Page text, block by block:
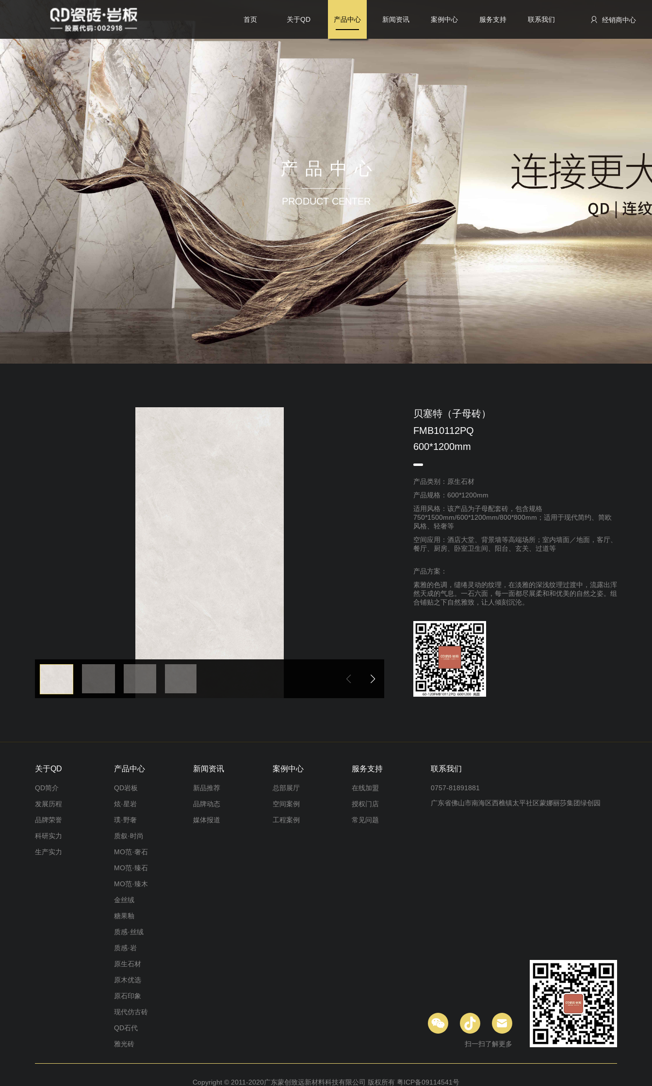
首页 关于QD 产品中心 新闻资讯 案例中心 服务支持 联系我们 经销商中心
产品中心
PRODUCT CENTER
贝塞特（子母砖）
FMB10112PQ
600*1200mm
产品类别：原生石材
产品规格：600*1200mm
适用风格：该产品为子母配套砖，包含规格
750*1500mm/600*1200mm/800*800mm；适用于现代简约、简欧
风格、轻奢等
空间应用：酒店大堂、背景墙等高端场所；室内墙面／地面，客厅、
餐厅、厨房、卧室卫生间、阳台、玄关、过道等
产品方案：
素雅的色调，缱绻灵动的纹理，在淡雅的深浅纹理过渡中，流露出浑
然天成的气息。一石六面，每一面都尽展柔和和优美的自然之姿。组
合铺贴之下自然雅致，让人倾刻沉沦。
关于QD
QD简介
发展历程
品牌荣誉
科研实力
生产实力
产品中心
QD岩板
炫·星岩
璞·野奢
质叙·时尚
MO范·奢石
MO范·臻石
MO范·臻木
金丝绒
糖果釉
质感·丝绒
质感·岩
原生石材
原木优选
原石印象
现代仿古砖
QD石代
雅光砖
新闻资讯
新品推荐
品牌动态
媒体报道
案例中心
总部展厅
空间案例
工程案例
服务支持
在线加盟
授权门店
常见问题
联系我们
0757-81891881
广东省佛山市南海区西樵镇太平社区蒙娜丽莎集团绿创园
扫一扫了解更多
Copyright © 2011-2020广东蒙创致远新材料科技有限公司 版权所有 粤ICP备09114541号